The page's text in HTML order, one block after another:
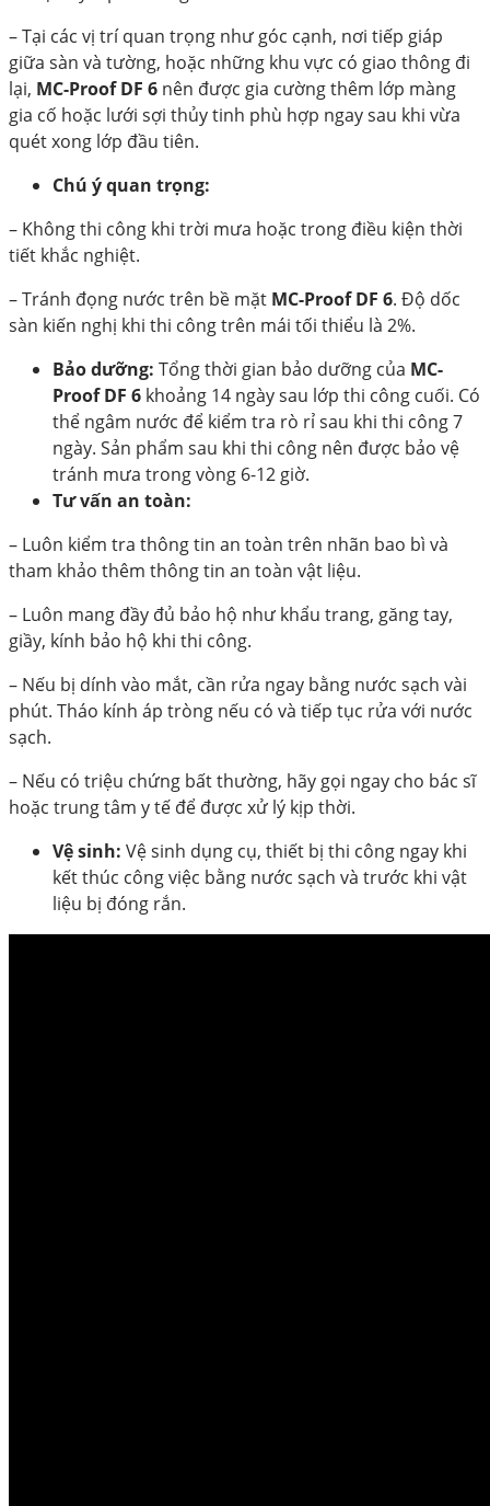
– Tại các vị trí quan trọng như góc cạnh, nơi tiếp giáp
giữa sàn và tường, hoặc những khu vực có giao thông đi
lại, MC-Proof DF 6 nên được gia cường thêm lớp màng
gia cố hoặc lưới sợi thủy tinh phù hợp ngay sau khi vừa
quét xong lớp đầu tiên.
Chú ý quan trọng:
– Không thi công khi trời mưa hoặc trong điều kiện thời
tiết khắc nghiệt.
– Tránh đọng nước trên bề mặt MC-Proof DF 6. Độ dốc
sàn kiến nghị khi thi công trên mái tối thiểu là 2%.
Bảo dưỡng: Tổng thời gian bảo dưỡng của MC-
Proof DF 6 khoảng 14 ngày sau lớp thi công cuối. Có
thể ngâm nước để kiểm tra rò rỉ sau khi thi công 7
ngày. Sản phẩm sau khi thi công nên được bảo vệ
tránh mưa trong vòng 6-12 giờ.
Tư vấn an toàn:
– Luôn kiểm tra thông tin an toàn trên nhãn bao bì và
tham khảo thêm thông tin an toàn vật liệu.
– Luôn mang đầy đủ bảo hộ như khẩu trang, găng tay,
giầy, kính bảo hộ khi thi công.
– Nếu bị dính vào mắt, cần rửa ngay bằng nước sạch vài
phút. Tháo kính áp tròng nếu có và tiếp tục rửa với nước
sạch.
– Nếu có triệu chứng bất thường, hãy gọi ngay cho bác sĩ
hoặc trung tâm y tế để được xử lý kịp thời.
Vệ sinh: Vệ sinh dụng cụ, thiết bị thi công ngay khi
kết thúc công việc bằng nước sạch và trước khi vật
liệu bị đóng rắn.